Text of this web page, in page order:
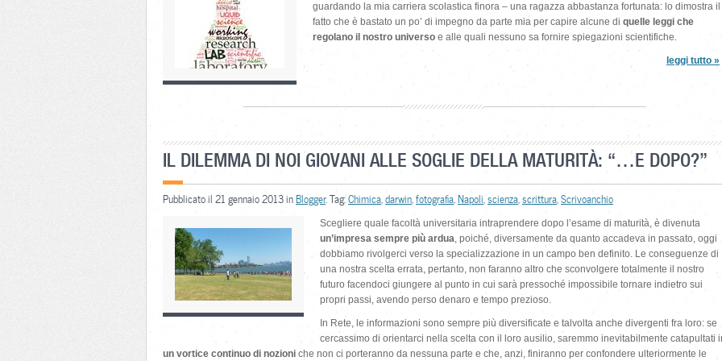
guardando la mia carriera scolastica finora – una ragazza abbastanza fortunata: lo dimostra il
fatto che è bastato un po’ di impegno da parte mia per capire alcune di quelle leggi che
regolano il nostro universo e alle quali nessuno sa fornire spiegazioni scientifiche.
leggi tutto »
IL DILEMMA DI NOI GIOVANI ALLE SOGLIE DELLA MATURITÀ: “…E DOPO?”
Pubblicato il 21 gennaio 2013 inBlogger. Tag:Chimica darwin fotografia Napoli scienza scrittura Scrivoanchio
Scegliere quale facoltà universitaria intraprendere dopo l’esame di maturità, è divenuta
un’impresa sempre più ardua, poiché, diversamente da quanto accadeva in passato, oggi
dobbiamo rivolgerci verso la specializzazione in un campo ben definito. Le conseguenze di
una nostra scelta errata, pertanto, non faranno altro che sconvolgere totalmente il nostro
futuro facendoci giungere al punto in cui sarà pressoché impossibile tornare indietro sui
propri passi, avendo perso denaro e tempo prezioso.
In Rete, le informazioni sono sempre più diversificate e talvolta anche divergenti fra loro: se
cercassimo di orientarci nella scelta con il loro ausilio, saremmo inevitabilmente catapultati
un vortice continuo di nozioni che non ci porteranno da nessuna parte e che, anzi, finiranno per confondere ulteriormente le